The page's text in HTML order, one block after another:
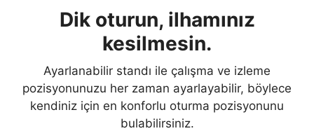
Dik oturun, ilhamınız
kesilmesin.
Ayarlanabilir standı ile çalışma ve izleme
pozisyonunuzu her zaman ayarlayabilir, böylece
kendiniz için en konforlu oturma pozisyonunu
bulabilirsiniz.